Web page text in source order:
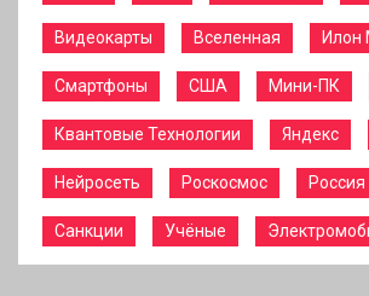
Видеокарты Вселенная Илон
Смартфоны США Мини-ПК
Квантовые Технологии Яндекс
Нейросеть Роскосмос Россия
Санкции Учёные